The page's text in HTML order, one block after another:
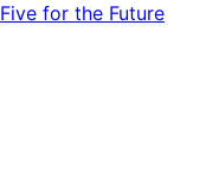
Five for the Future